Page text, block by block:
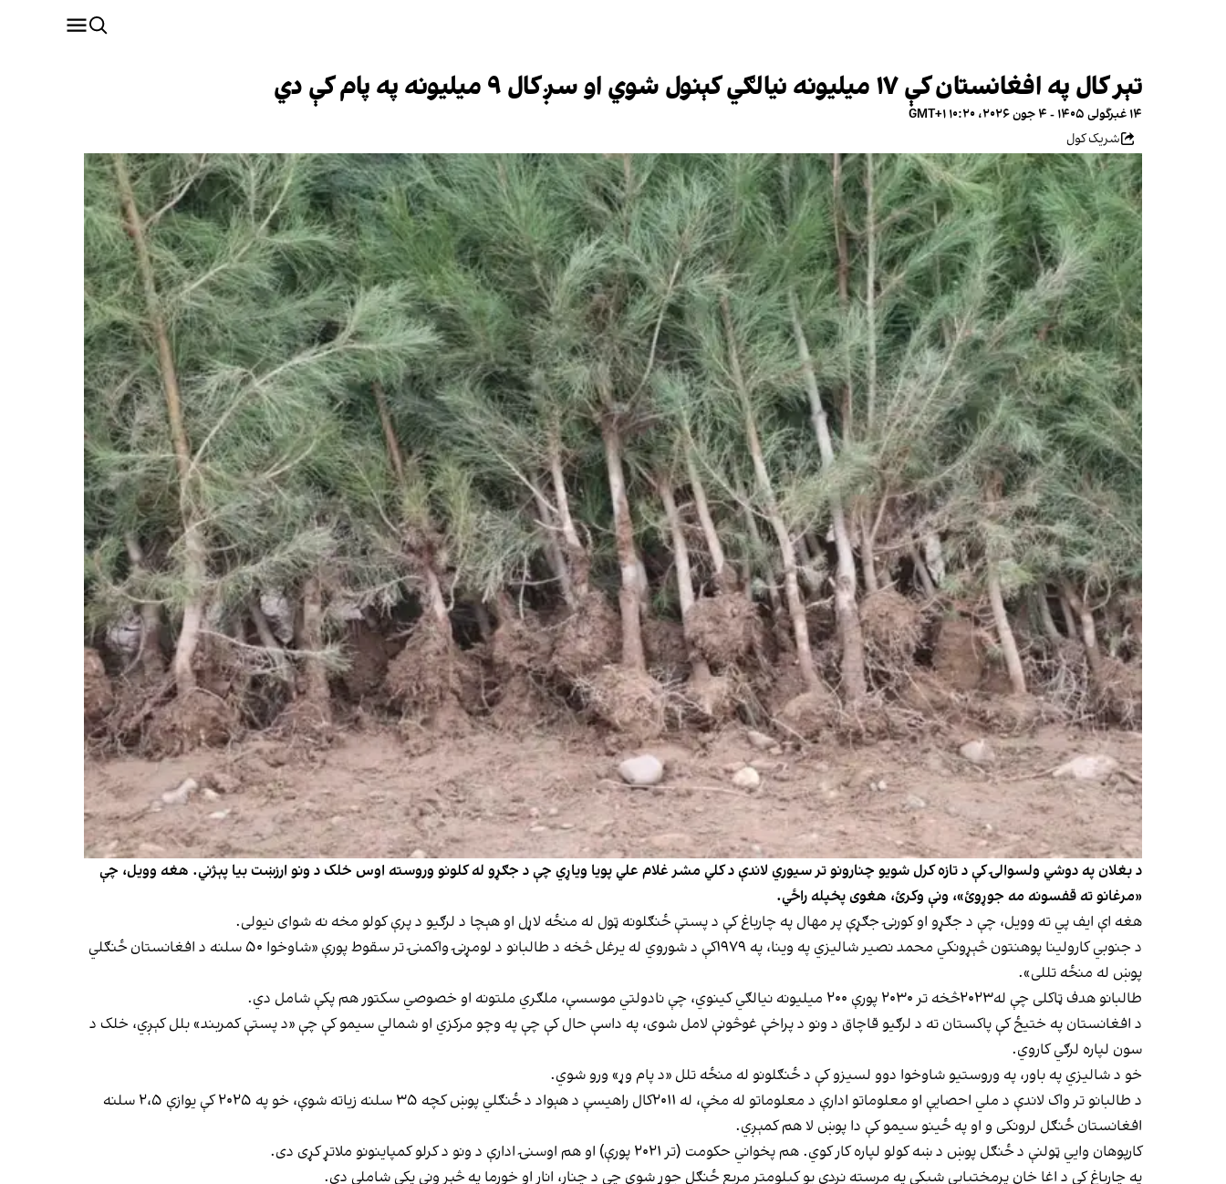
تېر کال په افغانستان کې ۱۷ میلیونه نیالګي کېنول شوي او سږ کال ۹ میلیونه په پام کې دي
۱۴ غبرگولی ۱۴۰۵ - ۴ جون ۲۰۲۶، ۱۰:۲۰ GMT+۱
شریک کول
د بغلان په دوشي ولسوالۍ کې د تازه کرل شویو چنارونو تر سیوري لاندې د کلي مشر غلام علي پویا ویاړي چې د جګړو له کلونو وروسته اوس خلک د ونو ارزښت بیا پېژني. هغه وویل، چې
«مرغانو ته قفسونه مه جوړوئ»، ونې وکرئ، هغوی پخپله راځي.
هغه اې ایف پي ته وویل، چې د جګړو او کورنۍ جګړې پر مهال په چارباغ کې د پستې ځنګلونه ټول له منځه لاړل او هېچا د لرګیو د پرې کولو مخه نه شوای نیولی.
د جنوبي کارولینا پوهنتون څېړونکي محمد نصیر شالیزي په وینا، په ۱۹۷۹کې د شوروي له یرغل څخه د طالبانو د لومړنۍ واکمنۍ تر سقوط پورې «شاوخوا ۵۰ سلنه د افغانستان ځنګلي
پوښ له منځه تللی».
طالبانو هدف ټاکلی چې له۲۰۲۳څخه تر ۲۰۳۰ پورې ۲۰۰ میلیونه نیالګي کینوي، چې نادولتي موسسې، ملګري ملتونه او خصوصي سکتور هم پکې شامل دي.
د افغانستان په ختیځ کې پاکستان ته د لرګیو قاچاق د ونو د پراخې غوڅونې لامل شوی، په داسې حال کې چې په وچو مرکزي او شمالي سیمو کې چې «د پستې کمربند» بلل کېږي، خلک د
سون لپاره لرګي کاروي.
خو د شالیزي په باور، په وروستیو شاوخوا دوو لسیزو کې د ځنګلونو له منځه تلل «د پام وړ» ورو شوي.
د طالبانو تر واک لاندې د ملي احصایې او معلوماتو ادارې د معلوماتو له مخې، له ۲۰۱۱کال راهیسې د هېواد د ځنګلي پوښ کچه ۳۵ سلنه زیاته شوې، خو په ۲۰۲۵ کې یوازې ۲،۵ سلنه
افغانستان ځنګل لرونکی و او په ځینو سیمو کې دا پوښ لا هم کمېږي.
کارپوهان وایي ټولنې د ځنګل پوښ د ښه کولو لپاره کار کوي. هم پخواني حکومت (تر ۲۰۲۱ پورې) او هم اوسنۍ ادارې د ونو د کرلو کمپاینونو ملاتړ کړی دی.
په چارباغ کې د اغا خان پرمختیایي شبکې په مرسته نږدې یو کیلومتر مربع ځنګل جوړ شوی چې د چنار، انار او خورما په څېر ونې پکې شاملې دي.